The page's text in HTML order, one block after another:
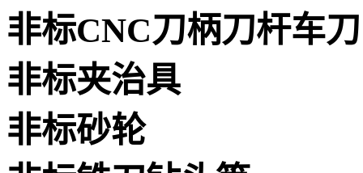
非标CNC刀柄刀杆车刀
非标夹治具
非标砂轮